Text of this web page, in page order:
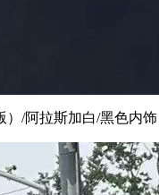
）/阿拉斯加白/黑色内饰